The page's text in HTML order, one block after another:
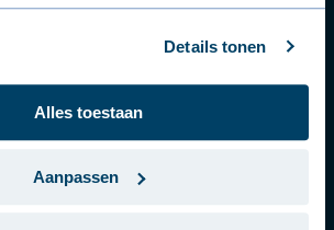
Details tonen
Alles toestaan
Aanpassen
media channels